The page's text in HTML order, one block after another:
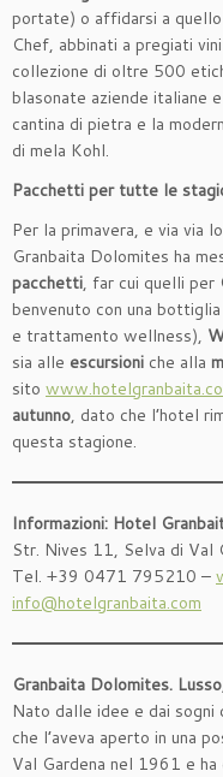
portate) o affidarsi a quello
Chef, abbinati a pregiati
collezione di oltre 500
blasonate aziende italiane
cantina di pietra e la
di mela Kohl.
Pacchetti per tutte le
Per la primavera, e via via
Granbaita Dolomites ha
pacchetti, far cui quelli per
benvenuto con una
e trattamento wellness),
sia alle escursioni che alla
sito
autunno, dato che l’hotel
questa stagione.
Informazioni: Hotel
Str. Nives 11, Selva di Val
Tel. +39 0471 795210 –
info@hotelgranbaita.com
Granbaita Dolomites.
Nato dalle idee e dai
che l’aveva aperto in una
Val Gardena nel 1961 e